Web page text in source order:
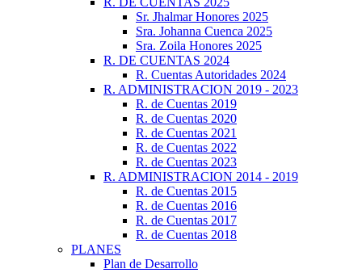
Sr. Jhalmar Honores 2025
Sra. Johanna Cuenca 2025
Sra. Zoila Honores 2025
R. DE CUENTAS 2024
R. Cuentas Autoridades 2024
R. ADMINISTRACION 2019 - 2023
R. de Cuentas 2019
R. de Cuentas 2020
R. de Cuentas 2021
R. de Cuentas 2022
R. de Cuentas 2023
R. ADMINISTRACION 2014 - 2019
R. de Cuentas 2015
R. de Cuentas 2016
R. de Cuentas 2017
R. de Cuentas 2018
PLANES
Plan de Desarrollo